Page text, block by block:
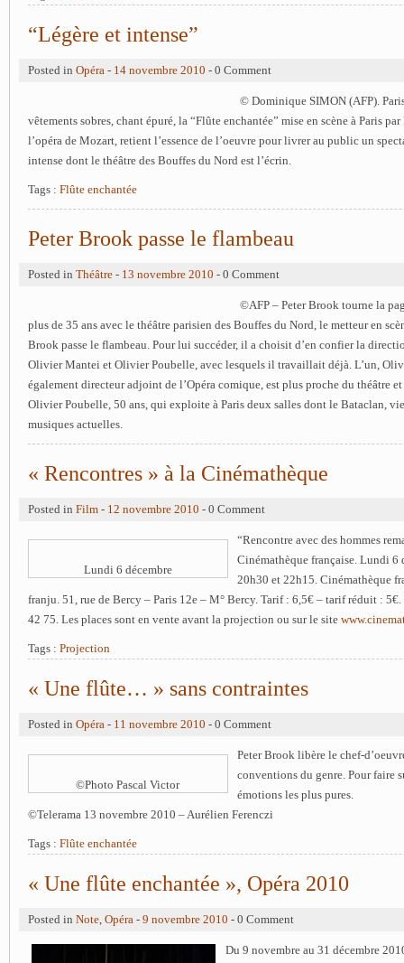
“Légère et intense”
Posted in Opéra - 14 novembre 2010 - 0 Comment
© Dominique SIMON (AFP).
vêtements sobres, chant épuré, la “Flûte enchantée” mise en scène à Paris
l’opéra de Mozart, retient l’essence de l’oeuvre pour livrer au public un
intense dont le théâtre des Bouffes du Nord est l’écrin.
Tags : Flûte enchantée
Peter Brook passe le flambeau
Posted in Théâtre - 13 novembre 2010 - 0 Comment
©AFP – Peter Brook tourne la
plus de 35 ans avec le théâtre parisien des Bouffes du Nord, le metteur en
Brook passe le flambeau. Pour lui succéder, il a choisit d’en confier la
Olivier Mantei et Olivier Poubelle, avec lesquels il travaillait déjà. L’un,
également directeur adjoint de l’Opéra comique, est plus proche du théâtre
Olivier Poubelle, 50 ans, qui exploite à Paris deux salles dont le Bataclan,
musiques actuelles.
« Rencontres » à la Cinémathèque
Posted in Film - 12 novembre 2010 - 0 Comment
Lundi 6 décembre
“Rencontre avec des hommes
Cinémathèque française. Lundi 6
20h30 et 22h15. Cinémathèque
franju. 51, rue de Bercy – Paris 12e – M° Bercy. Tarif : 6,5€ – tarif réduit :
42 75. Les places sont en vente avant la projection ou sur le site
Tags : Projection
« Une flûte… » sans contraintes
Posted in Opéra - 11 novembre 2010 - 0 Comment
©Photo Pascal Victor
Peter Brook libère le chef-
conventions du genre. Pour faire
émotions les plus pures.
©Telerama 13 novembre 2010 – Aurélien Ferenczi
Tags : Flûte enchantée
« Une flûte enchantée », Opéra 2010
Posted in Note, Opéra - 9 novembre 2010 - 0 Comment
Du 9 novembre au 31 décembre